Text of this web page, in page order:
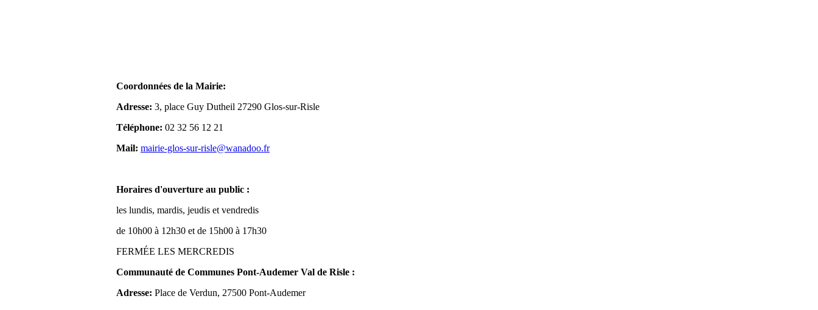
Coordonnées de la Mairie:
Adresse: 3, place Guy Dutheil 27290 Glos-sur-Risle
Téléphone: 02 32 56 12 21
Mail: mairie-glos-sur-risle@wanadoo.fr
Horaires d'ouverture au public :
les lundis, mardis, jeudis et vendredis
de 10h00 à 12h30 et de 15h00 à 17h30
FERMÉE LES MERCREDIS
Communauté de Communes Pont-Audemer Val de Risle :
Adresse: Place de Verdun, 27500 Pont-Audemer